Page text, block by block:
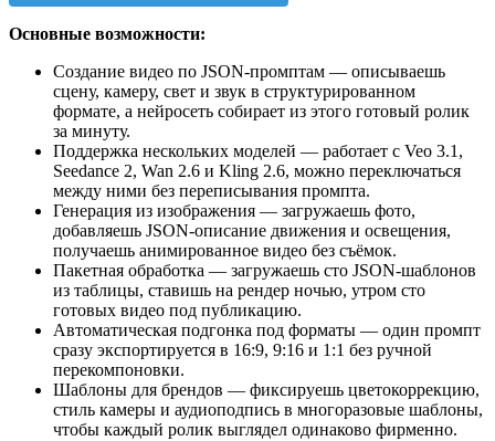
Основные возможности:
Создание видео по JSON-промптам — описываешь
сцену, камеру, свет и звук в структурированном
формате, а нейросеть собирает из этого готовый ролик
за минуту.
Поддержка нескольких моделей — работает с Veo 3.1,
Seedance 2, Wan 2.6 и Kling 2.6, можно переключаться
между ними без переписывания промпта.
Генерация из изображения — загружаешь фото,
добавляешь JSON-описание движения и освещения,
получаешь анимированное видео без съёмок.
Пакетная обработка — загружаешь сто JSON-шаблонов
из таблицы, ставишь на рендер ночью, утром сто
готовых видео под публикацию.
Автоматическая подгонка под форматы — один промпт
сразу экспортируется в 16:9, 9:16 и 1:1 без ручной
перекомпоновки.
Шаблоны для брендов — фиксируешь цветокоррекцию,
стиль камеры и аудиоподпись в многоразовые шаблоны,
чтобы каждый ролик выглядел одинаково фирменно.